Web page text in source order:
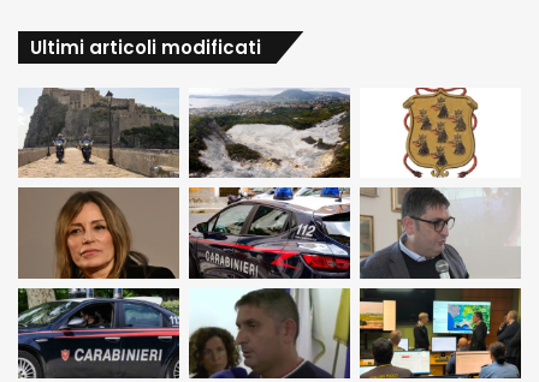
Ultimi articoli modificati